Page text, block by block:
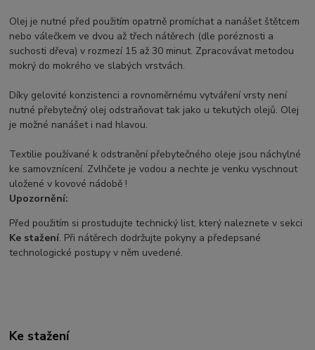
Olej je nutné před použitím opatrně promíchat a nanášet štětcem
nebo válečkem ve dvou až třech nátěrech (dle poréznosti a
suchosti dřeva) v rozmezí 15 až 30 minut. Zpracovávat metodou
mokrý do mokrého ve slabých vrstvách.
Díky gelovité konzistenci a rovnoměrnému vytváření vrsty není
nutné přebytečný olej odstraňovat tak jako u tekutých olejů. Olej
je možné nanášet i nad hlavou.
Textilie používané k odstranění přebytečného oleje jsou náchylné
ke samovznícení. Zvlhčete je vodou a nechte je venku vyschnout
uložené v kovové nádobě !
Upozornění:
Před použitím si prostudujte technický list, který naleznete v sekci
Ke stažení. Při nátěrech dodržujte pokyny a předepsané
technologické postupy v něm uvedené.
Ke stažení